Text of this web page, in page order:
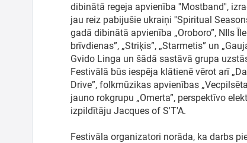
dibinātā regeja apvienība ''Mostband'',
jau reiz pabijušie ukraiņi ''Spiritual
gadā dibinātā apvienība „Oroboro”, NIls
brīvdienas”, „Striķis”, „Starmetis” un
Gvido Linga un šādā sastāvā grupa
Festivālā būs iespēja klātienē vērot arī
Drive”, folkmūzikas apvienības
jauno rokgrupu „Omerta”, perspektīvo
izpildītāju Jacques of S'T'A.
Festivāla organizatori norāda, ka darbs